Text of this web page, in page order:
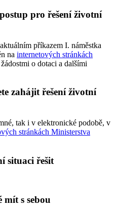
pro řešení životní
příkazem I. náměstka
na internetových stránkách
o dotaci a dalšími
zahájit řešení životní
tak i v elektronické podobě, v
stránkách Ministerstva
situaci řešit
s sebou